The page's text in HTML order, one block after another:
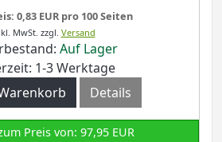
0,83 EUR pro 100 Seiten
MwSt. zzgl. Versand
Auf Lager
1-3 Werktage
Details
Preis von: 97,95 EUR